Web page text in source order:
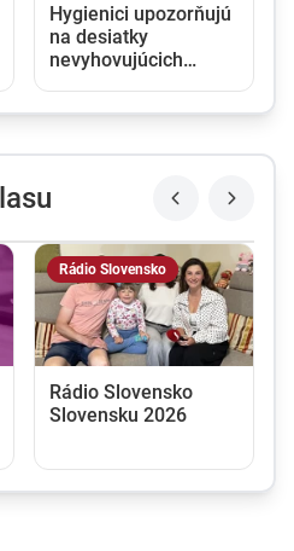
Hygienici upozorňujú
na desiatky
nevyhovujúcich
infekcie
Rádio Slovensko
Rádio Slovensko
Slovensku 2026